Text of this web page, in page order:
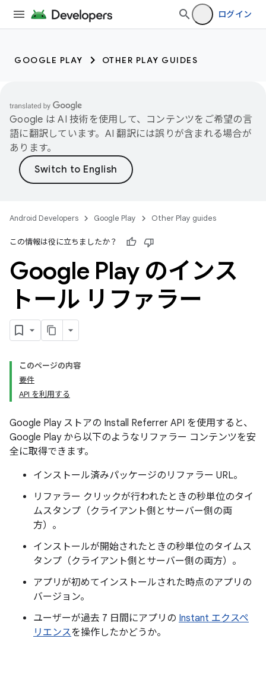
ログイン
GOOGLE PLAY OTHER PLAY GUIDES
Google は AI 技術を使用して、コンテンツをご希望の言
語に翻訳しています。AI 翻訳には誤りが含まれる場合が
あります。
Android Developers Google Play Other Play guides
この情報は役に立ちましたか？
Google Play のインス
トール リファラー
このページの内容
要件
API を利用する
Google Play ストアの Install Referrer API を使用すると、
Google Play から以下のようなリファラー コンテンツを安
全に取得できます。
インストール済みパッケージのリファラー URL。
リファラー クリックが行われたときの秒単位のタイ
ムスタンプ（クライアント側とサーバー側の両
方）。
インストールが開始されたときの秒単位のタイムス
タンプ（クライアント側とサーバー側の両方）。
アプリが初めてインストールされた時点のアプリの
バージョン。
ユーザーが過去 7 日間にアプリの Instant エクスペ
リエンスを操作したかどうか。